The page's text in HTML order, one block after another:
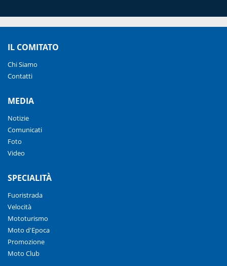
IL COMITATO
Chi Siamo
Contatti
MEDIA
Notizie
Comunicati
Foto
Video
SPECIALITÀ
Fuoristrada
Velocità
Mototurismo
Moto d'Epoca
Promozione
Moto Club